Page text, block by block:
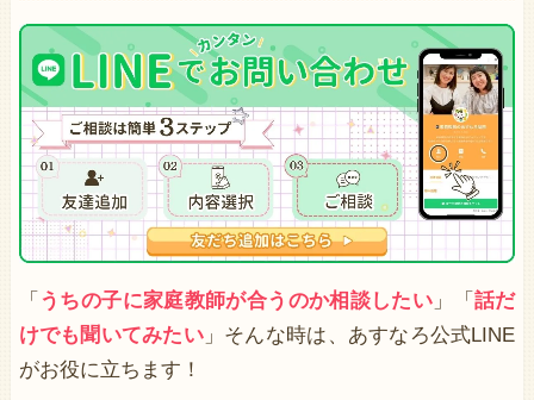
「 うちの子に家庭教師が合うのか相談したい 」「 話だ
けでも聞いてみたい」そんな時は、あすなろ公式LINE
がお役に立ちます！